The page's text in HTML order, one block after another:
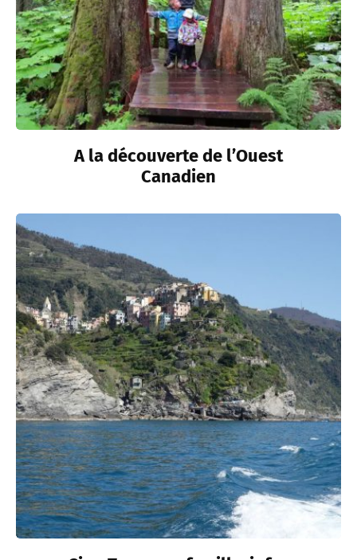
A la découverte de l’Ouest
Canadien